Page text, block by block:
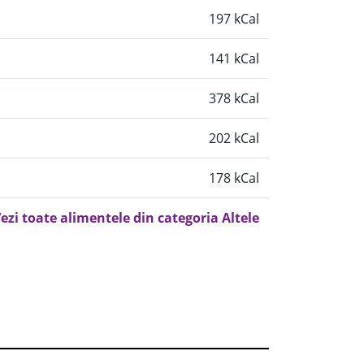
197 kCal
141 kCal
378 kCal
202 kCal
178 kCal
toate alimentele din categoria Altele